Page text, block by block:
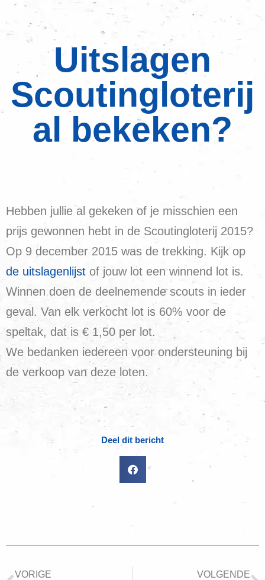
Uitslagen
Scoutingloterij
al bekeken?
Hebben jullie al gekeken of je misschien een
prijs gewonnen hebt in de Scoutingloterij 2015?
Op 9 december 2015 was de trekking. Kijk op
de uitslagenlijst of jouw lot een winnend lot is.
Winnen doen de deelnemende scouts in ieder
geval. Van elk verkocht lot is 60% voor de
speltak, dat is € 1,50 per lot.
We bedanken iedereen voor ondersteuning bij
de verkoop van deze loten.
Deel dit bericht
VORIGE VOLGENDE